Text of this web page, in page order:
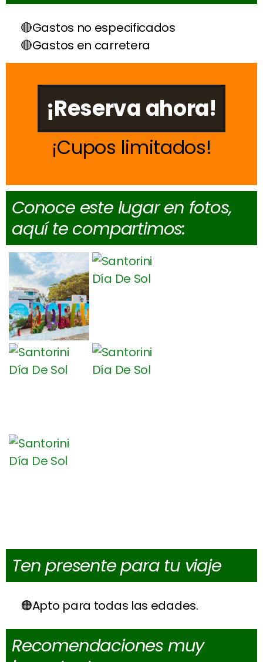
Gastos no especificados
Gastos en carretera
¡Reserva ahora!
Cupos limitados
Conoce este lugar en fotos,
aquí te compartimos:
Ten presente para tu viaje
Apto para todas las edades.
Recomendaciones muy